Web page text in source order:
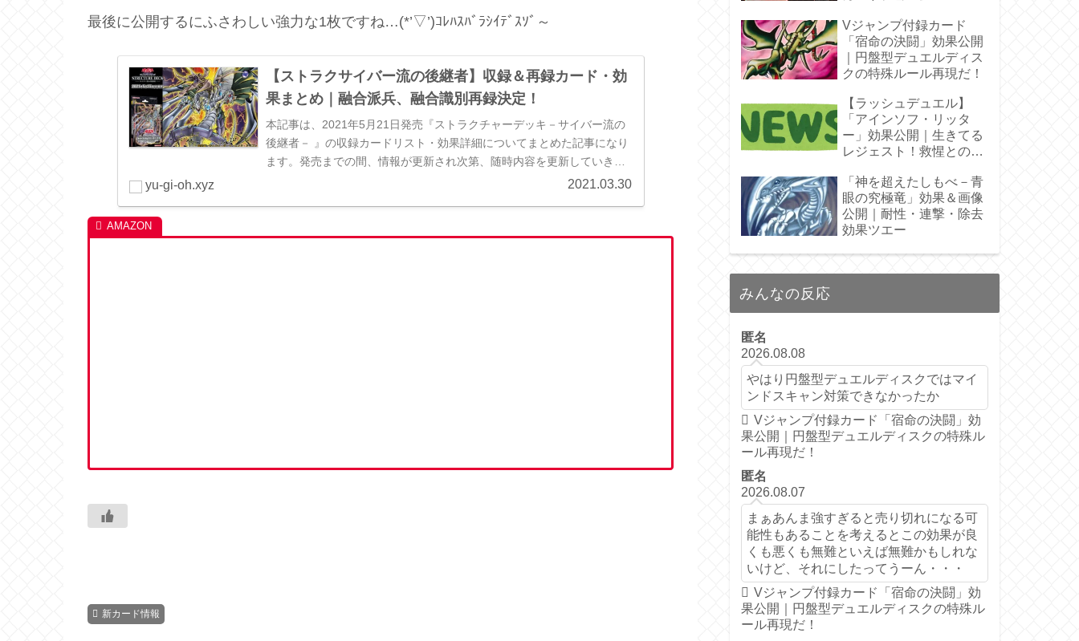
最後に公開するにふさわしい強力な1枚ですね…(*’▽’)ｺﾚﾊｽﾊﾞﾗｼｲﾃﾞｽｿﾞ～
【ストラクサイバー流の後継者】収録＆再録カード・効
果まとめ｜融合派兵、融合識別再録決定！
本記事は、2021年5月21日発売『ストラクチャーデッキ－サイバー流の
後継者－ 』の収録カードリスト・効果詳細についてまとめた記事になり
ます。発売までの間、情報が更新され次第、随時内容を更新していきま
yu-gi-oh.xyz 2021.03.30
新カード情報
Vジャンプ付録カード
「宿命の決闘」効果公開
｜円盤型デュエルディス
クの特殊ルール再現だ！
【ラッシュデュエル】
「アインソフ・リッタ
ー」効果公開｜生きてる
レジェスト！救惺との相
「神を超えたしもべ－青
眼の究極竜」効果＆画像
公開｜耐性・連撃・除去
効果ツエー
みんなの反応
匿名
2026.08.08
やはり円盤型デュエルディスクではマイ
ンドスキャン対策できなかったか
Vジャンプ付録カード「宿命の決闘」効
果公開｜円盤型デュエルディスクの特殊ル
ール再現だ！
匿名
2026.08.07
まぁあんま強すぎると売り切れになる可
能性もあることを考えるとこの効果が良
くも悪くも無難といえば無難かもしれな
いけど、それにしたってうーん・・・
Vジャンプ付録カード「宿命の決闘」効
果公開｜円盤型デュエルディスクの特殊ル
ール再現だ！